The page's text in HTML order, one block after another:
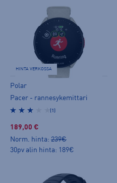
HINTA VERKOSSA
Polar
Pacer - rannesykemittari
(1)
189,00 €
Norm. hinta: 239€
30pv alin hinta: 189€